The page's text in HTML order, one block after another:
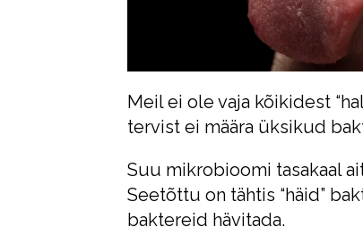
Meil ei ole vaja kõikidest
tervist ei määra üksikud
Suu mikrobioomi tasakaal
Seetõttu on tähtis “häid”
baktereid hävitada.